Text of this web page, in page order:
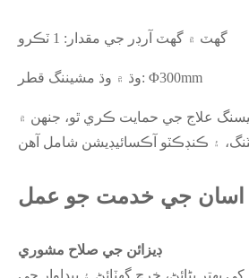
گھٽ ۾ گھٽ آرڊر جي مقدار: 1 ٽڪرو
وڌ ۾ وڌ مشيننگ قطر: Φ300mm
علاج جي حمايت ڪري ٿو، جنهن ۾
اسان جي خدمت جو عمل
ڊيزائن جي صلاح مشوري
بهتر بڻائڻ، خرچ گهٽائڻ ۽ پيداوار جي